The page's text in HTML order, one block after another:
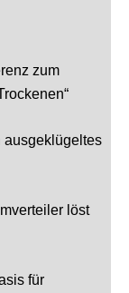
zum
ausgeklügeltes
löst
für